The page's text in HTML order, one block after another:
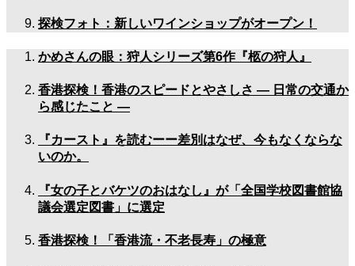
探検フォト：新しいワインショップがオープン！
かめさんの眼：狩人シリーズ第6作『柩の狩人』
香港探検！香港のスピードとやさしさ — 日常の交通か
ら感じたこと —
『カースト』を読むーー差別はなぜ、今もなくならな
いのか。
『女の子とバケツのおはなし』が「全国学校図書館協
議会選定図書」に選定
香港探検！「香港流・不老長寿」の極意